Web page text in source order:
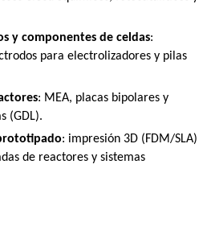
y componentes de celdas:
para electrolizadores y pilas
: MEA, placas bipolares y
(GDL).
: impresión 3D (FDM/SLA)
de reactores y sistemas